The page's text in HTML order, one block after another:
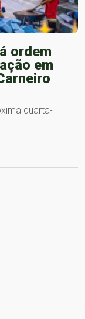
ordem
em
quarta-